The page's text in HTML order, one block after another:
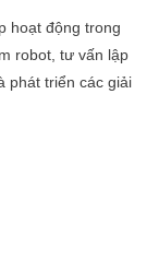
hoạt động trong
robot, tư vấn lập
phát triển các giải